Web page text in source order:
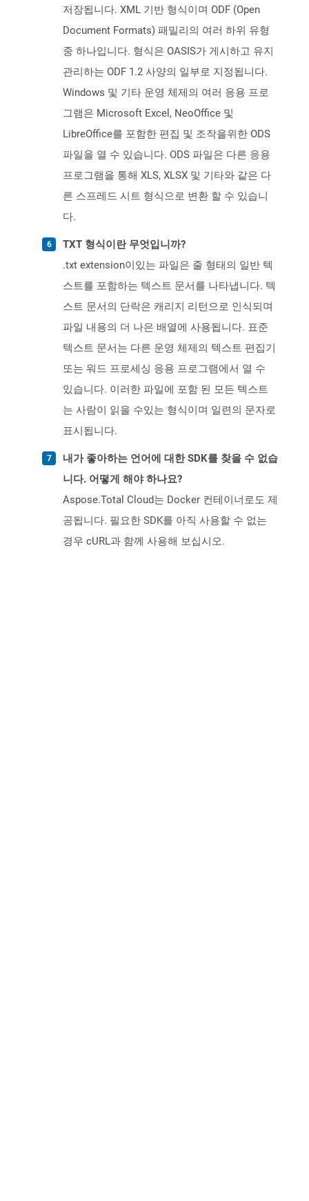
저장됩니다. XML 기반 형식이며 ODF (Open
Document Formats) 패밀리의 여러 하위 유형
중 하나입니다. 형식은 OASIS가 게시하고 유지
관리하는 ODF 1.2 사양의 일부로 지정됩니다.
Windows 및 기타 운영 체제의 여러 응용 프로
그램은 Microsoft Excel, NeoOffice 및
LibreOffice를 포함한 편집 및 조작을위한 ODS
파일을 열 수 있습니다. ODS 파일은 다른 응용
프로그램을 통해 XLS, XLSX 및 기타와 같은 다
른 스프레드 시트 형식으로 변환 할 수 있습니
다.
TXT 형식이란 무엇입니까?
.txt extension이있는 파일은 줄 형태의 일반 텍
스트를 포함하는 텍스트 문서를 나타냅니다. 텍
스트 문서의 단락은 캐리지 리턴으로 인식되며
파일 내용의 더 나은 배열에 사용됩니다. 표준
텍스트 문서는 다른 운영 체제의 텍스트 편집기
또는 워드 프로세싱 응용 프로그램에서 열 수
있습니다. 이러한 파일에 포함 된 모든 텍스트
는 사람이 읽을 수있는 형식이며 일련의 문자로
표시됩니다.
내가 좋아하는 언어에 대한 SDK를 찾을 수 없습
니다. 어떻게 해야 하나요?
Aspose.Total Cloud는 Docker 컨테이너로도 제
공됩니다. 필요한 SDK를 아직 사용할 수 없는
경우 cURL과 함께 사용해 보십시오.